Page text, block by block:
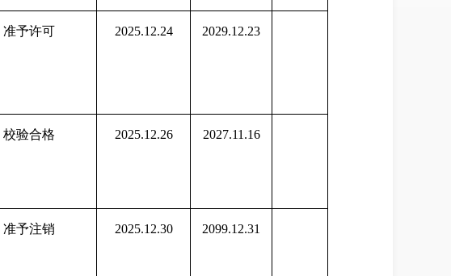
准予许可 2025.12.24 2029.12.23
校验合格 2025.12.26 2027.11.16
准予注销 2025.12.30 2099.12.31